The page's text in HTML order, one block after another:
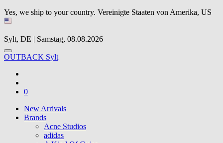
Yes, we ship to your country. Vereinigte Staaten von Amerika, US
Sylt, DE | Samstag, 08.08.2026
OUTBACK Sylt
0
New Arrivals
Brands
Acne Studios
adidas